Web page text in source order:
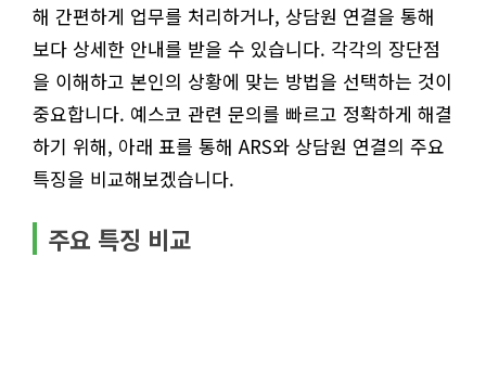
해 간편하게 업무를 처리하거나, 상담원 연결을 통해
보다 상세한 안내를 받을 수 있습니다. 각각의 장단점
을 이해하고 본인의 상황에 맞는 방법을 선택하는 것이
중요합니다. 예스코 관련 문의를 빠르고 정확하게 해결
하기 위해, 아래 표를 통해 ARS와 상담원 연결의 주요
특징을 비교해보겠습니다.
주요 특징 비교